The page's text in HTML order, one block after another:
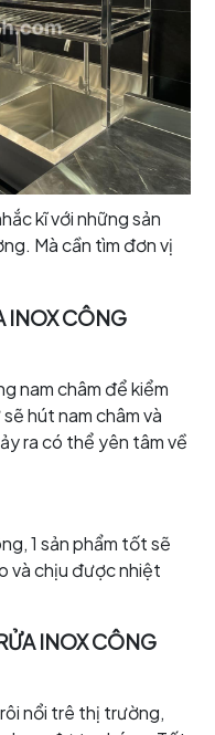
kĩ với những sản
Mà cần tìm đơn vị
INOX CÔNG
nam châm để kiểm
hút nam châm và
ra có thể yên tâm về
1 sản phẩm tốt sẽ
và chịu được nhiệt
INOX CÔNG
nổi trê thị trường,